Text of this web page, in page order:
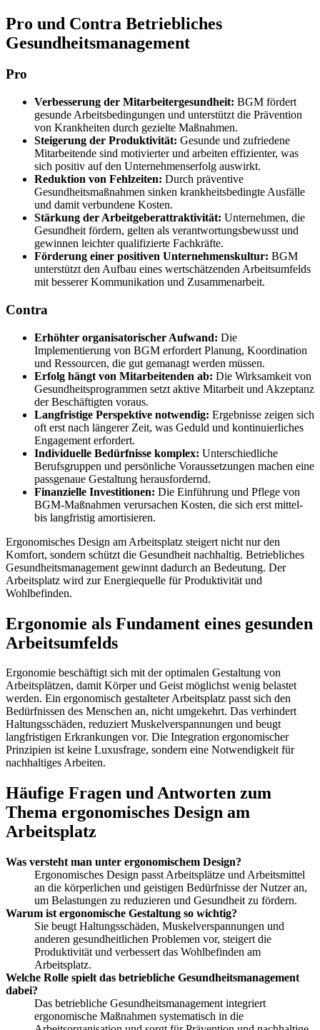
Pro und Contra Betriebliches
Gesundheitsmanagement
Pro
Verbesserung der Mitarbeitergesundheit: BGM fördert
gesunde Arbeitsbedingungen und unterstützt die Prävention
von Krankheiten durch gezielte Maßnahmen.
Steigerung der Produktivität: Gesunde und zufriedene
Mitarbeitende sind motivierter und arbeiten effizienter, was
sich positiv auf den Unternehmenserfolg auswirkt.
Reduktion von Fehlzeiten: Durch präventive
Gesundheitsmaßnahmen sinken krankheitsbedingte Ausfälle
und damit verbundene Kosten.
Stärkung der Arbeitgeberattraktivität: Unternehmen, die
Gesundheit fördern, gelten als verantwortungsbewusst und
gewinnen leichter qualifizierte Fachkräfte.
Förderung einer positiven Unternehmenskultur: BGM
unterstützt den Aufbau eines wertschätzenden Arbeitsumfelds
mit besserer Kommunikation und Zusammenarbeit.
Contra
Erhöhter organisatorischer Aufwand: Die
Implementierung von BGM erfordert Planung, Koordination
und Ressourcen, die gut gemanagt werden müssen.
Erfolg hängt von Mitarbeitenden ab: Die Wirksamkeit von
Gesundheitsprogrammen setzt aktive Mitarbeit und Akzeptanz
der Beschäftigten voraus.
Langfristige Perspektive notwendig: Ergebnisse zeigen sich
oft erst nach längerer Zeit, was Geduld und kontinuierliches
Engagement erfordert.
Individuelle Bedürfnisse komplex: Unterschiedliche
Berufsgruppen und persönliche Voraussetzungen machen eine
passgenaue Gestaltung herausfordernd.
Finanzielle Investitionen: Die Einführung und Pflege von
BGM-Maßnahmen verursachen Kosten, die sich erst mittel-
bis langfristig amortisieren.
Ergonomisches Design am Arbeitsplatz steigert nicht nur den
Komfort, sondern schützt die Gesundheit nachhaltig. Betriebliches
Gesundheitsmanagement gewinnt dadurch an Bedeutung. Der
Arbeitsplatz wird zur Energiequelle für Produktivität und
Wohlbefinden.
Ergonomie als Fundament eines gesunden
Arbeitsumfelds
Ergonomie beschäftigt sich mit der optimalen Gestaltung von
Arbeitsplätzen, damit Körper und Geist möglichst wenig belastet
werden. Ein ergonomisch gestalteter Arbeitsplatz passt sich den
Bedürfnissen des Menschen an, nicht umgekehrt. Das verhindert
Haltungsschäden, reduziert Muskelverspannungen und beugt
langfristigen Erkrankungen vor. Die Integration ergonomischer
Prinzipien ist keine Luxusfrage, sondern eine Notwendigkeit für
nachhaltiges Arbeiten.
Häufige Fragen und Antworten zum
Thema ergonomisches Design am
Arbeitsplatz
Was versteht man unter ergonomischem Design?
Ergonomisches Design passt Arbeitsplätze und Arbeitsmittel
an die körperlichen und geistigen Bedürfnisse der Nutzer an,
um Belastungen zu reduzieren und Gesundheit zu fördern.
Warum ist ergonomische Gestaltung so wichtig?
Sie beugt Haltungsschäden, Muskelverspannungen und
anderen gesundheitlichen Problemen vor, steigert die
Produktivität und verbessert das Wohlbefinden am
Arbeitsplatz.
Welche Rolle spielt das betriebliche Gesundheitsmanagement
dabei?
Das betriebliche Gesundheitsmanagement integriert
ergonomische Maßnahmen systematisch in die